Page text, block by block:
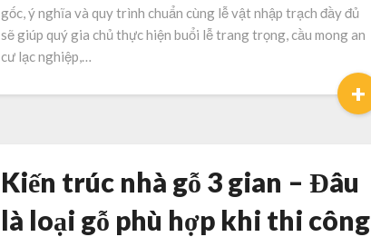
gốc, ý nghĩa và quy trình chuẩn cùng lễ vật nhập trạch đầy đủ
sẽ giúp quý gia chủ thực hiện buổi lễ trang trọng, cầu mong an
cư lạc nghiệp,…
+
Kiến trúc nhà gỗ 3 gian – Đâu
là loại gỗ phù hợp khi thi công